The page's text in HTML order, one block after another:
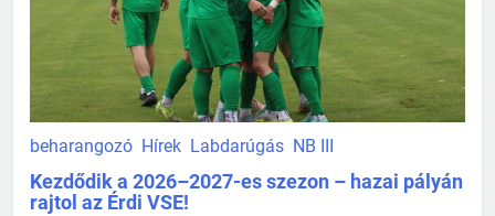
beharangozó Hírek Labdarúgás NB III
Kezdődik a 2026–2027-es szezon – hazai pályán
rajtol az Érdi VSE!